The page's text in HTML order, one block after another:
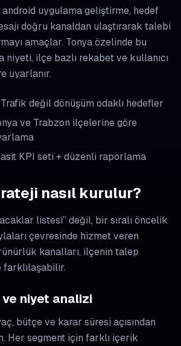
android uygulama geliştirme, hedef
doğru kanaldan ulaştırarak talebi
amaçlar. Tonya özelinde bu
niyeti, ilçe bazlı rekabet ve kullanıcı
uyarlanır.
Trafik değil dönüşüm odaklı hedefler
ve Trabzon ilçelerine göre
KPI seti + düzenli raporlama
nasıl kurulur?
listesi” değil, bir sıralı öncelik
çevresinde hizmet veren
kanalları, ilçenin talep
farklılaşabilir.
niyet analizi
bütçe ve karar süresi açısından
Her segment için farklı içerik